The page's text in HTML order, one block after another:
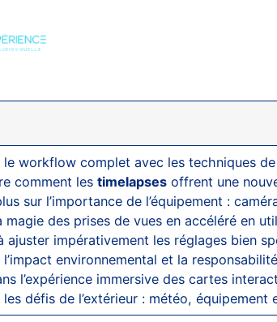
le workflow complet avec les techniques
comment lestimelapses offrent une
sur l’importance de l’équipement :
magie des prises de vues en accéléré en
ajuster impérativement les réglages bien
environnemental et la
l’expérience immersive des cartes
les défis de l’extérieur : météo,